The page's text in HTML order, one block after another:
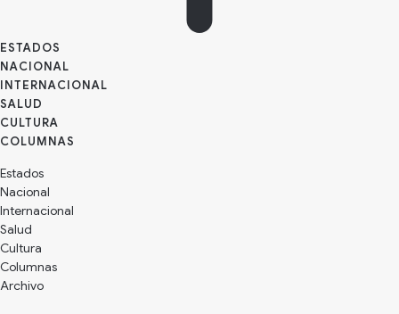
ESTADOS
NACIONAL
INTERNACIONAL
SALUD
CULTURA
Estados
Nacional
Internacional
Salud
Cultura
Archivo